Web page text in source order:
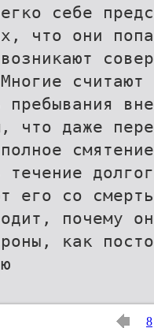
себе
что они
считают
пребывания
что даже
его со
почему
как
8